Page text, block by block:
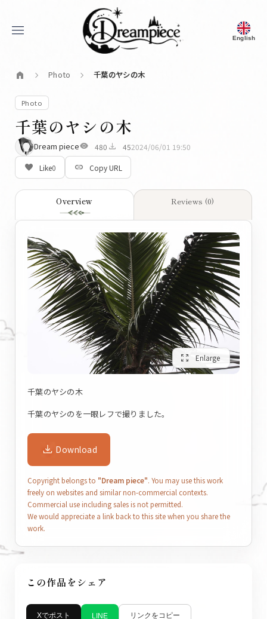
menu English
Dream Piece
home chevron_right Photo chevron_right 千葉のヤシの木
Photo
千葉のヤシの木
Dream piecevisibility 480 download 452024/06/01 19:50
favorite_border Like0 link Copy URL
Overview Reviews (0)
zoom_out_map Enlarge
千葉のヤシの木
千葉のヤシのを一眼レフで撮りました。
Download
Copyright belongs to "Dream piece". You may use this work
freely on websites and similar non-commercial contexts.
Commercial use including sales is not permitted.
We would appreciate a link back to this site when you share the
work.
この作品をシェア
Xでポスト LINE リンクをコピー